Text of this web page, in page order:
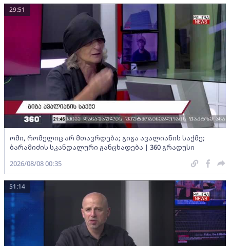
ომი, რომელიც არ მთავრდება; გიგა ავალიანის საქმე;
ბარამიძის სკანდალური განცხადება | 360 გრადუსი
29:51
2026/08/08 00:35
51:14